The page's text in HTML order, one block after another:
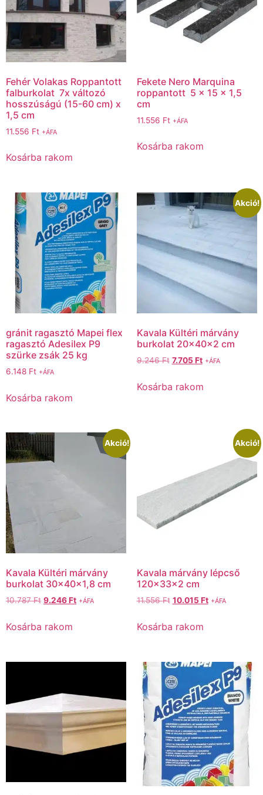
Fehér Volakas Roppantott
falburkolat 7x változó
hosszúságú (15-60 cm) x
1,5 cm
11.556 Ft +ÁFA
Kosárba rakom
Fekete Nero Marquina
roppantott 5 x 15 x 1,5
cm
11.556 Ft +ÁFA
Kosárba rakom
gránit ragasztó Mapei flex
ragasztó Adesilex P9
szürke zsák 25 kg
6.148 Ft +ÁFA
Kosárba rakom
Akció!
Kavala Kültéri márvány
burkolat 20x40x2 cm
9.246Ft 7.705Ft +ÁFA
Kosárba rakom
Akció!
Kavala Kültéri márvány
burkolat 30x40x1,8 cm
10.787Ft 9.246Ft +ÁFA
Kosárba rakom
Akció!
Kavala márvány lépcső
120x33x2 cm
11.556Ft 10.015Ft +ÁFA
Kosárba rakom